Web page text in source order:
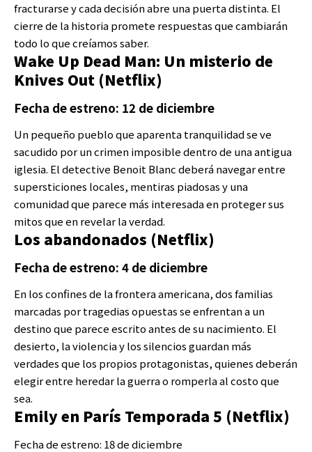
fracturarse y cada decisión abre una puerta distinta. El
cierre de la historia promete respuestas que cambiarán
todo lo que creíamos saber.
Wake Up Dead Man: Un misterio de
Knives Out (Netflix)
Fecha de estreno: 12 de diciembre
Un pequeño pueblo que aparenta tranquilidad se ve
sacudido por un crimen imposible dentro de una antigua
iglesia. El detective Benoit Blanc deberá navegar entre
supersticiones locales, mentiras piadosas y una
comunidad que parece más interesada en proteger sus
mitos que en revelar la verdad.
Los abandonados (Netflix)
Fecha de estreno: 4 de diciembre
En los confines de la frontera americana, dos familias
marcadas por tragedias opuestas se enfrentan a un
destino que parece escrito antes de su nacimiento. El
desierto, la violencia y los silencios guardan más
verdades que los propios protagonistas, quienes deberán
elegir entre heredar la guerra o romperla al costo que
sea.
Emily en París Temporada 5 (Netflix)
Fecha de estreno: 18 de diciembre